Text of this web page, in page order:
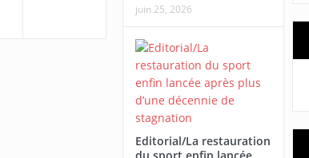
juin 25, 2026
Editorial/La restauration